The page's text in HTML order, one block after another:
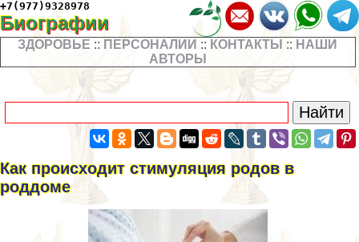
+7(977)9328978
Биографии
ЗДОРОВЬЕ :: ПЕРСОНАЛИИ :: КОНТАКТЫ :: НАШИ
АВТОРЫ
Как происходит стимуляция родов в
роддоме